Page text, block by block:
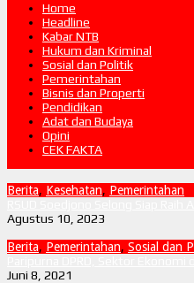
Home
Headline
Kabar NTB
Hukum dan Kriminal
Sosial dan Politik
Pemerintahan
Bisnis dan Properti
Pendidikan
Adat dan Budaya
Opini
CEK FAKTA
Berita, Kesehatan, Pemerintahan
Agustus 10, 2023
Berita, Pemerintahan, Sosial dan
Juni 8, 2021